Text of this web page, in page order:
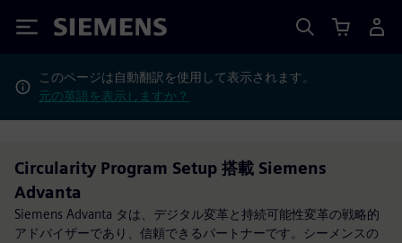
Siemens
このページは自動翻訳を使用して表示されます。
元の英語を表示しますか？
Circularity Program Setup 搭載 Siemens
Advanta
Siemens Advanta タは、デジタル変革と持続可能性変革の戦略的
アドバイザーであり、信頼できるパートナーです。シーメンスの